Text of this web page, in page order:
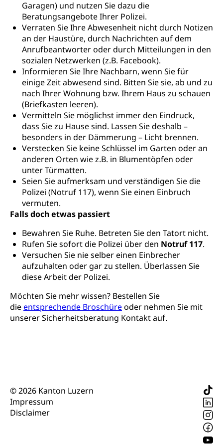
Garagen) und nutzen Sie dazu die
Beratungsangebote Ihrer Polizei.
Verraten Sie Ihre Abwesenheit nicht durch Notizen
an der Haustüre, durch Nachrichten auf dem
Anrufbeantworter oder durch Mitteilungen in den
sozialen Netzwerken (z.B. Facebook).
Informieren Sie Ihre Nachbarn, wenn Sie für
einige Zeit abwesend sind. Bitten Sie sie, ab und zu
nach Ihrer Wohnung bzw. Ihrem Haus zu schauen
(Briefkasten leeren).
Vermitteln Sie möglichst immer den Eindruck,
dass Sie zu Hause sind. Lassen Sie deshalb –
besonders in der Dämmerung – Licht brennen.
Verstecken Sie keine Schlüssel im Garten oder an
anderen Orten wie z.B. in Blumentöpfen oder
unter Türmatten.
Seien Sie aufmerksam und verständigen Sie die
Polizei (Notruf 117), wenn Sie einen Einbruch
vermuten.
Falls doch etwas passiert
Bewahren Sie Ruhe. Betreten Sie den Tatort nicht.
Rufen Sie sofort die Polizei über den Notruf 117.
Versuchen Sie nie selber einen Einbrecher
aufzuhalten oder gar zu stellen. Überlassen Sie
diese Arbeit der Polizei.
Möchten Sie mehr wissen? Bestellen Sie
dieentsprechende Broschüreoder nehmen Sie mit
unserer Sicherheitsberatung Kontakt auf.
© 2026 Kanton Luzern
Impressum
Disclaimer
Grundkompetenzen (einfach-besser.ch)
Bildung & Berufsabschluss für Erwachsene
Lehre nach dem Gymnasium
Höhere Berufsbildung
Berufsabschluss für Erwachsene
Höhere Bildung (hflu.ch)
Beratung & Unterstützung
Neuorientierung
MobiLingua
Informationen für Lernende und Gesetzliche
Vertreter
Informationen für zugewanderte Personen
Schnupperlehre & Lehrstellensuche
Beruf & Weiterbildung (beruf.lu.ch)
Berufslehre (beruf.lu.ch)
Fachstelle Berufsbildung
BIZ Beratungs- und Informationszentrum
für Bildung und Beruf
Berufsmaturität
Zentrum für Brückenangebote
Campus Horw (HSLU)
Fachstelle Hochschulbildung
Hochschulen
Hochschule Luzern HSLU
Pädagogische Hochschule Luzern, PH Luzern
Höhere Fachschule Luzern HFLU
Gymnasium, Handelsmittelschule, Sekundarstufe II,
Kantonsschule, Fachmittelschule, Fachmatura,
Fachklasse Grafik Luzern, Berufsmatura,
Informatikmittelschule, Fachmittelschulzentrum
FMS, Fachmittelschulen, Vollzeitschulen mit
Berufsmatura BM, Aufnahmebedingungen FMS und
Vollzeitschulen mit BM
Berufsbildung / Mittelschulen (gruezi.lu.ch)
Fachklasse Grafik (fachklassegrafik.ch)
Fach- & Wirtschafts-Mittelschulzentrum FMZ
Gymnasialbildung, Kantonsschulen
Gymnasien & Fachmittelschulen (beruf.lu.ch)
Studienwahl- und Studienbearatung
Fachklasse Grafik
Gesundheitsmittelschule
Informatikmittelschule
Wirtschaftsmittelschule
FMS und Vollzeitschulen mit BM
Obligatorische Schulzeit
Schulpflicht, Schulobligatorium, Primarschule,
Sekundarschule, Schulferien, Tagesschule,
Schulergänzende Betreuung, Logopädie,
Psychomotorik, Schulpsychologie, Schulsozialarbeit,
Heilpädagogik und Sonderschulen
Kantonale Sportcamps
Primarschule
Schulpflicht
Kindergarten & Basisstufe
Förderangebote
Sonderschulung
Schulferien
Früherziehung
Heilpädagogische Schulen
Stipendien und Darlehen
Studienbeihilfe, Stipendien, Ausbildungsdarlehen
Stipendien Universität Luzern unilu
Pflege HF oder Studium Pflege FH
Fachstelle Stipendien (beruf.lu.ch)
Studienbeiträge Höhere Berufsbildung
Hochschule PHLU
Stipendien Hochschule Luzern hslu
Universität
Hochschulstudium, Universitätsstudium,
universitäre Ausbildung, akademische Ausbildung,
Hochschulbildung, Hochschule, universitäre
Hochschule, Bachelor, Master, Doktorat,
Weiterbildung, Forschung, Entwicklung,
Dienstleistungen, Hochschule Luzern,
Fachhochschule Zentralschweiz, HSLU,
Pädagogische Hochschule Luzern, PH Luzern, UniLU,
swissuniversities (Dachorganisation der Schweizer
Hochschulen)
Kinderbetreuung
Gesundheit und Soziales